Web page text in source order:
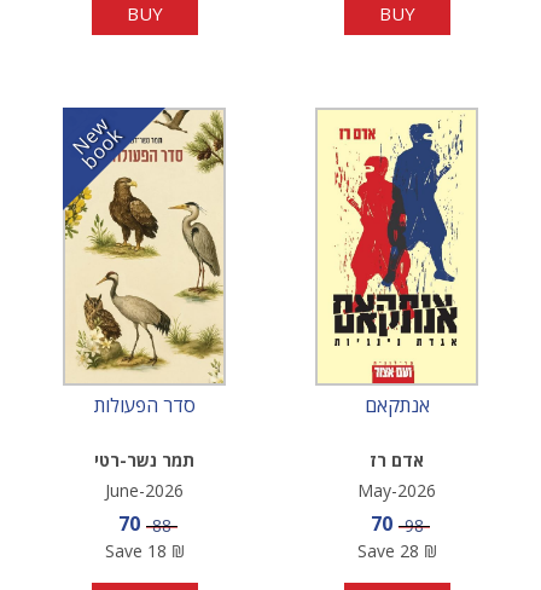
BUY BUY
N
e
w
b
o
o
k
סדר הפעולות
תמר נשר-רטי
June-2026
Sale price
70 Price
88
Save 18 ₪
אנתקאם
אדם רז
May-2026
Sale price
70 Price
98
Save 28 ₪